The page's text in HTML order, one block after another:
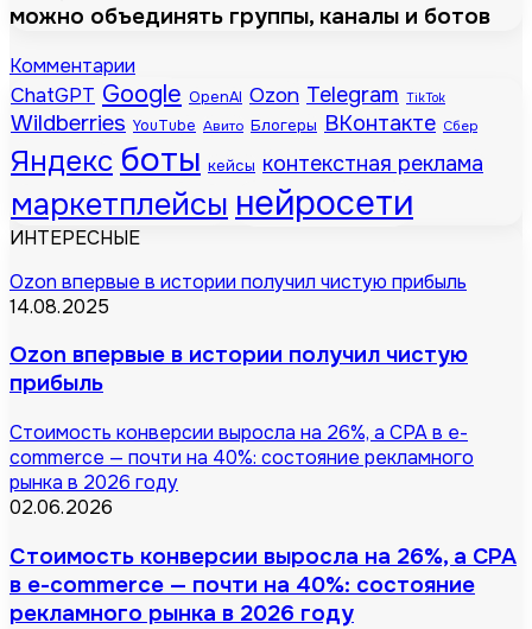
можно объединять группы, каналы и ботов
Комментарии
ChatGPT Google OpenAI Ozon Telegram TikTok
Wildberries YouTube Авито Блогеры ВКонтакте Сбер
Яндекс боты кейсы контекстная реклама
маркетплейсы нейросети
ИНТЕРЕСНЫЕ
Ozon впервые в истории получил чистую прибыль
14.08.2025
Ozon впервые в истории получил чистую
прибыль
Стоимость конверсии выросла на 26%, а CPA в e-
commerce — почти на 40%: состояние рекламного
рынка в 2026 году
02.06.2026
Стоимость конверсии выросла на 26%, а CPA
в e-commerce — почти на 40%: состояние
рекламного рынка в 2026 году